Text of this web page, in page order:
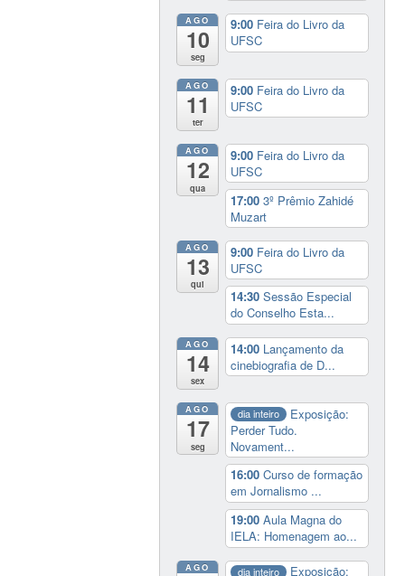
AGO
10
seg
9:00 Feira do Livro da
UFSC
AGO
11
ter
9:00 Feira do Livro da
UFSC
AGO
12
qua
9:00 Feira do Livro da
UFSC
17:003º Prêmio Zahidé
Muzart
AGO
13
qui
9:00 Feira do Livro da
UFSC
14:30Sessão Especial
do Conselho Esta...
AGO
14
sex
14:00 Lançamento da
cinebiografia de D...
AGO
17
seg
dia inteiro
Exposição:
Perder Tudo.
Novament...
16:00Curso de formação
em Jornalismo ...
19:00Aula Magna do
IELA: Homenagem ao...
AGO dia inteiro Exposição: